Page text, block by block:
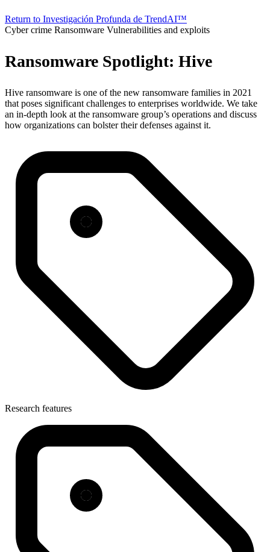
Return to Investigación Profunda de TrendAI™
Cyber crime Ransomware Vulnerabilities and exploits
Ransomware Spotlight: Hive
Hive ransomware is one of the new ransomware families in 2021
that poses significant challenges to enterprises worldwide. We take
an in-depth look at the ransomware group’s operations and discuss
how organizations can bolster their defenses against it.
Research features